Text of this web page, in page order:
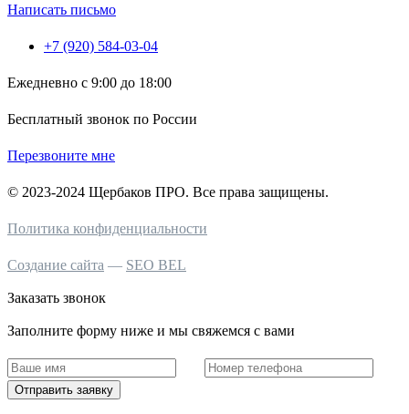
Написать письмо
+7 (920) 584-03-04
Ежедневно с 9:00 до 18:00
Бесплатный звонок по России
Перезвоните мне
© 2023-2024 Щербаков ПРО. Все права защищены.
Политика конфиденциальности
Создание сайта — SEO BEL
Заказать звонок
Заполните форму ниже и мы свяжемся с вами
Отправить заявку